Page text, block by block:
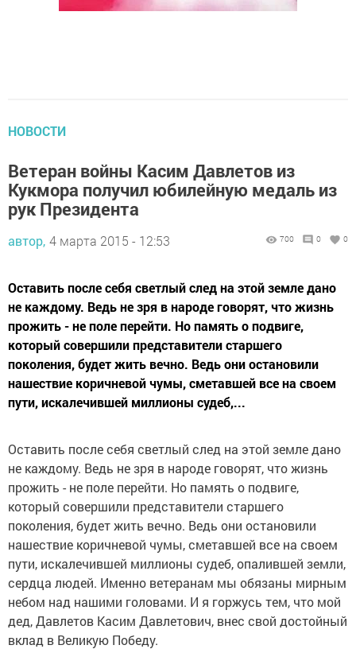
НОВОСТИ
Ветеран войны Касим Давлетов из
Кукмора получил юбилейную медаль из
рук Президента
автор, 4 марта 2015 - 12:53 700 0 0
Оставить после себя светлый след на этой земле дано
не каждому. Ведь не зря в народе говорят, что жизнь
прожить - не поле перейти. Но память о подвиге,
который совершили представители старшего
поколения, будет жить вечно. Ведь они остановили
нашествие коричневой чумы, сметавшей все на своем
пути, искалечившей миллионы судеб,...
Оставить после себя светлый след на этой земле дано
не каждому. Ведь не зря в народе говорят, что жизнь
прожить - не поле перейти. Но память о подвиге,
который совершили представители старшего
поколения, будет жить вечно. Ведь они остановили
нашествие коричневой чумы, сметавшей все на своем
пути, искалечившей миллионы судеб, опалившей земли,
сердца людей. Именно ветеранам мы обязаны мирным
небом над нашими головами. И я горжусь тем, что мой
дед, Давлетов Касим Давлетович, внес свой достойный
вклад в Великую Победу.